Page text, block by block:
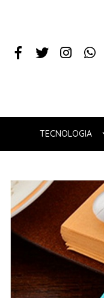
TECNOLOGIA